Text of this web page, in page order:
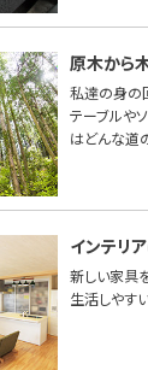
原木から
私達の身の
テーブルや
はどんな道
インテリ
新しい家具
生活しやす